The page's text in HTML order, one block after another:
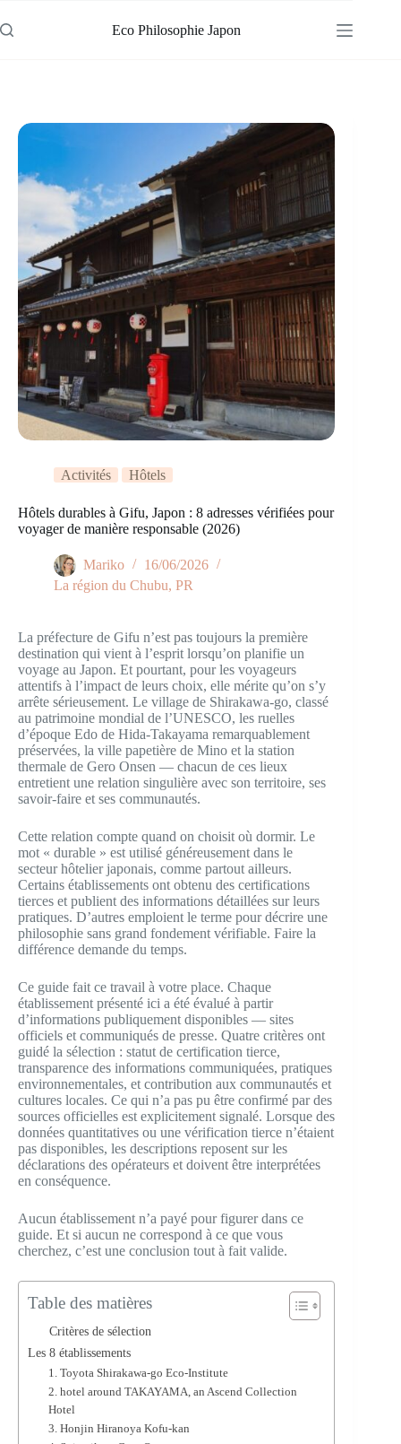
au
contenu
Eco Philosophie Japon
Activités Hôtels
Hôtels durables à Gifu, Japon : 8 adresses vérifiées pour
voyager de manière responsable (2026)
Mariko
16/06/2026
La région du Chubu, PR
La préfecture de Gifu n’est pas toujours la première
destination qui vient à l’esprit lorsqu’on planifie un
voyage au Japon. Et pourtant, pour les voyageurs
attentifs à l’impact de leurs choix, elle mérite qu’on s’y
arrête sérieusement. Le village de Shirakawa-go, classé
au patrimoine mondial de l’UNESCO, les ruelles
d’époque Edo de Hida-Takayama remarquablement
préservées, la ville papetière de Mino et la station
thermale de Gero Onsen — chacun de ces lieux
entretient une relation singulière avec son territoire, ses
savoir-faire et ses communautés.
Cette relation compte quand on choisit où dormir. Le
mot « durable » est utilisé généreusement dans le
secteur hôtelier japonais, comme partout ailleurs.
Certains établissements ont obtenu des certifications
tierces et publient des informations détaillées sur leurs
pratiques. D’autres emploient le terme pour décrire une
philosophie sans grand fondement vérifiable. Faire la
différence demande du temps.
Ce guide fait ce travail à votre place. Chaque
établissement présenté ici a été évalué à partir
d’informations publiquement disponibles — sites
officiels et communiqués de presse. Quatre critères ont
guidé la sélection : statut de certification tierce,
transparence des informations communiquées, pratiques
environnementales, et contribution aux communautés et
cultures locales. Ce qui n’a pas pu être confirmé par des
sources officielles est explicitement signalé. Lorsque des
données quantitatives ou une vérification tierce n’étaient
pas disponibles, les descriptions reposent sur les
déclarations des opérateurs et doivent être interprétées
en conséquence.
Aucun établissement n’a payé pour figurer dans ce
guide. Et si aucun ne correspond à ce que vous
cherchez, c’est une conclusion tout à fait valide.
Table des matières
Critères de sélection
Les 8 établissements
1. Toyota Shirakawa-go Eco-Institute
2. hotel around TAKAYAMA, an Ascend Collection
Hotel
3. Honjin Hiranoya Kofu-kan